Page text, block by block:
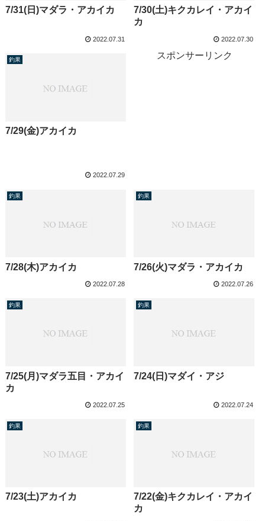
7/31(日)マダラ・アカイカ
2022.07.31
7/30(土)キクカレイ・アカイ
カ
2022.07.30
釣果
7/29(金)アカイカ
2022.07.29
スポンサーリンク
釣果
7/28(木)アカイカ
2022.07.28
釣果
7/26(火)マダラ・アカイカ
2022.07.26
釣果
7/25(月)マダラ五目・アカイ
カ
2022.07.25
釣果
7/24(日)マダイ・アジ
2022.07.24
釣果
7/23(土)アカイカ
釣果
7/22(金)キクカレイ・アカイ
カ